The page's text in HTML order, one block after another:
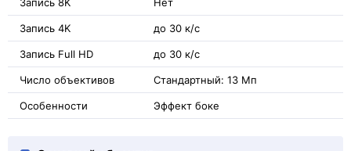
Запись 4K до 30 к/с
Запись Full HD до 30 к/с
Число объективов Стандартный: 13 Мп
Особенности Эффект боке